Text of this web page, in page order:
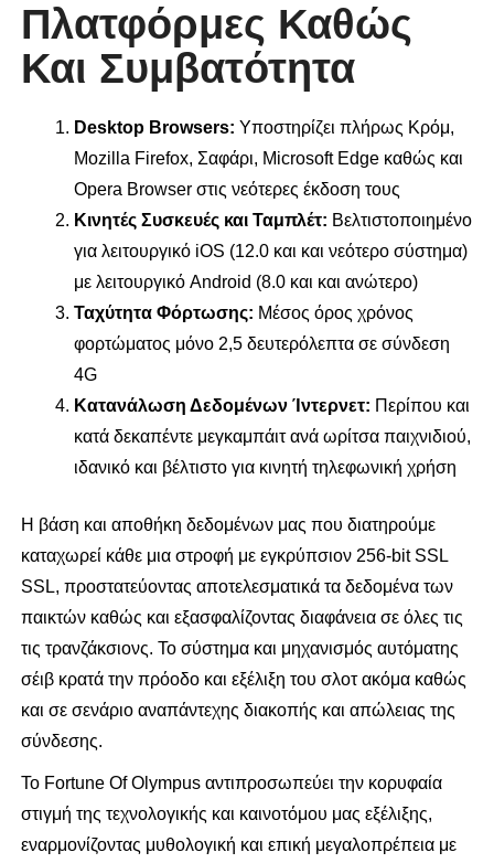
Πλατφόρμες Καθώς
Και Συμβατότητα
Desktop Browsers: Υποστηρίζει πλήρως Κρόμ,
Mozilla Firefox, Σαφάρι, Microsoft Edge καθώς και
Opera Browser στις νεότερες έκδοση τους
Κινητές Συσκευές και Ταμπλέτ: Βελτιστοποιημένο
για λειτουργικό iOS (12.0 και και νεότερο σύστημα)
με λειτουργικό Android (8.0 και και ανώτερο)
Ταχύτητα Φόρτωσης: Μέσος όρος χρόνος
φορτώματος μόνο 2,5 δευτερόλεπτα σε σύνδεση
4G
Κατανάλωση Δεδομένων Ίντερνετ: Περίπου και
κατά δεκαπέντε μεγκαμπάιτ ανά ωρίτσα παιχνιδιού,
ιδανικό και βέλτιστο για κινητή τηλεφωνική χρήση
Η βάση και αποθήκη δεδομένων μας που διατηρούμε
καταχωρεί κάθε μια στροφή με εγκρύπσιον 256-bit SSL
SSL, προστατεύοντας αποτελεσματικά τα δεδομένα των
παικτών καθώς και εξασφαλίζοντας διαφάνεια σε όλες τις
τις τρανζάκσιονς. Το σύστημα και μηχανισμός αυτόματης
σέιβ κρατά την πρόοδο και εξέλιξη του σλοτ ακόμα καθώς
και σε σενάριο αναπάντεχης διακοπής και απώλειας της
σύνδεσης.
Το Fortune Of Olympus αντιπροσωπεύει την κορυφαία
στιγμή της τεχνολογικής και καινοτόμου μας εξέλιξης,
εναρμονίζοντας μυθολογική και επική μεγαλοπρέπεια με